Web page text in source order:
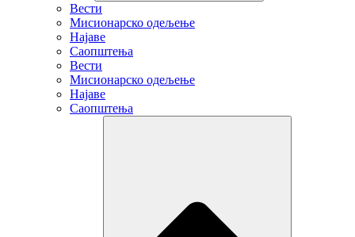
Вести
Мисионарско одељење
Најаве
Саопштења
Вести
Мисионарско одељење
Најаве
Саопштења